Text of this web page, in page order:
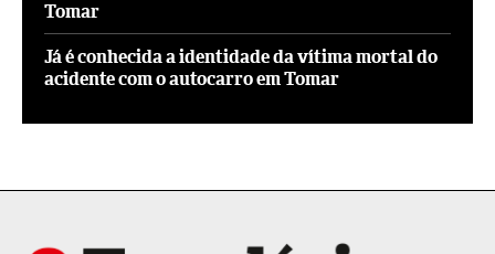
Tomar
Já é conhecida a identidade da vítima mortal do
acidente com o autocarro em Tomar